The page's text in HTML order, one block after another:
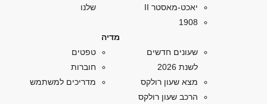
יאכט-מאסטר II
1908
שעונים חדשים
לשנת 2026
מצא שעון רולקס
הרכב שעון רולקס
שלנו
מדיה
טפטים
חוברות
מדריכים למשתמש